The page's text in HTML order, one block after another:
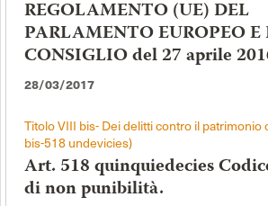
REGOLAMENTO (UE) DEL
PARLAMENTO EUROPEO E
CONSIGLIO del 27 aprile
28/03/2017
Titolo VIII bis- Dei delitti contro il patrimonio
bis-518 undevicies)
Art. 518 quinquiedecies
di non punibilità.